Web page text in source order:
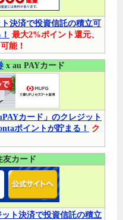
決済で投資信託の積立可
最大2%ポイント還元、
能！
x au PAYカード
カード」のクレジット
ポイントが貯まる！
ク
友カード
ト決済で投資信託の積立